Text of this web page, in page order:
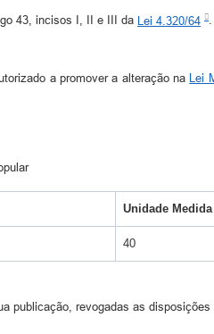
43, incisos I, II e III da Lei 4.320/64 .
a promover a alteração na Lei
Unidade Medida
40
publicação, revogadas as disposições